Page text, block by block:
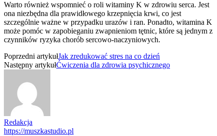
Warto również wspomnieć o roli witaminy K w zdrowiu serca. Jest
ona niezbędna dla prawidłowego krzepnięcia krwi, co jest
szczególnie ważne w przypadku urazów i ran. Ponadto, witamina K
może pomóc w zapobieganiu zwapnieniom tętnic, które są jednym z
czynników ryzyka chorób sercowo-naczyniowych.
Poprzedni artykułJak zredukować stres na co dzień
Następny artykułĆwiczenia dla zdrowia psychicznego
Redakcja
https://muszkastudio.pl